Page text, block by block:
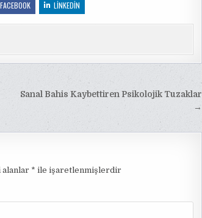
FACEBOOK LINKEDIN
Sanal Bahis Kaybettiren Psikolojik Tuzaklar
→
alanlar * ile işaretlenmişlerdir